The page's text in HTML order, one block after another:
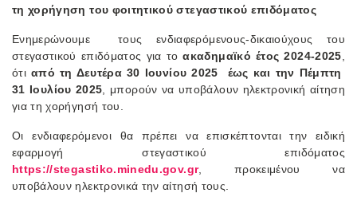
τη χορήγηση του φοιτητικού στεγαστικού επιδόματος
Ενημερώνουμε τους ενδιαφερόμενους-δικαιούχους του
στεγαστικού επιδόματος για τοακαδημαϊκό έτος 2024-2025
ότιαπό τη Δευτέρα 30 Ιουνίου 2025 έως και την Πέμπτη
31 Ιουλίου 2025 , μπορούν να υποβάλουν ηλεκτρονική αίτηση
για τη χορήγησή του.
Οι ενδιαφερόμενοι θα πρέπει να επισκέπτονται την ειδική
εφαρμογή στεγαστικού επιδόματος
https://stegastiko.minedu.gov.gr, προκειμένου να
υποβάλουν ηλεκτρονικά την αίτησή τους.